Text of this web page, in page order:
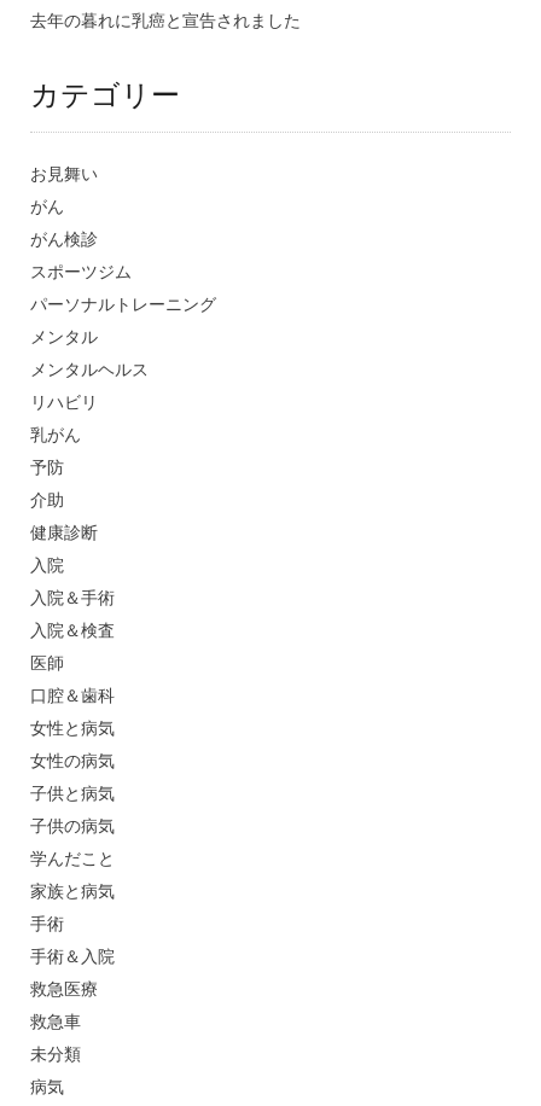
去年の暮れに乳癌と宣告されました
カテゴリー
お見舞い
がん
がん検診
スポーツジム
パーソナルトレーニング
メンタル
メンタルヘルス
リハビリ
乳がん
予防
介助
健康診断
入院
入院＆手術
入院＆検査
医師
口腔＆歯科
女性と病気
女性の病気
子供と病気
子供の病気
学んだこと
家族と病気
手術
手術＆入院
救急医療
救急車
未分類
病気